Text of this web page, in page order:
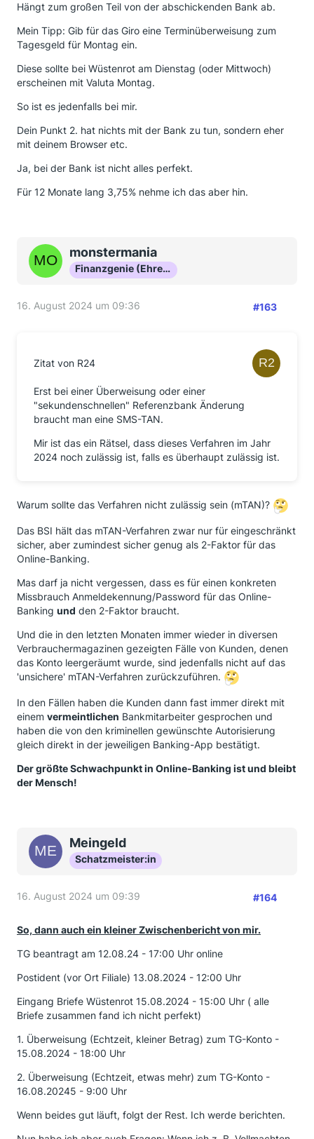
Hängt zum großen Teil von der abschickenden Bank ab.
Mein Tipp: Gib für das Giro eine Terminüberweisung zum
Tagesgeld für Montag ein.
Diese sollte bei Wüstenrot am Dienstag (oder Mittwoch)
erscheinen mit Valuta Montag.
So ist es jedenfalls bei mir.
Dein Punkt 2. hat nichts mit der Bank zu tun, sondern eher
mit deinem Browser etc.
Ja, bei der Bank ist nicht alles perfekt.
Für 12 Monate lang 3,75% nehme ich das aber hin.
monstermania
Finanzgenie (Ehrenmitglied)
16. August 2024 um 09:36 #163
Zitat von R24
Erst bei einer Überweisung oder einer
"sekundenschnellen" Referenzbank Änderung
braucht man eine SMS-TAN.
Mir ist das ein Rätsel, dass dieses Verfahren im Jahr
2024 noch zulässig ist, falls es überhaupt zulässig ist.
Warum sollte das Verfahren nicht zulässig sein (mTAN)?
Das BSI hält das mTAN-Verfahren zwar nur für eingeschränkt
sicher, aber zumindest sicher genug als 2-Faktor für das
Online-Banking.
Mas darf ja nicht vergessen, dass es für einen konkreten
Missbrauch Anmeldekennung/Password für das Online-
Banking und den 2-Faktor braucht.
Und die in den letzten Monaten immer wieder in diversen
Verbrauchermagazinen gezeigten Fälle von Kunden, denen
das Konto leergeräumt wurde, sind jedenfalls nicht auf das
'unsichere' mTAN-Verfahren zurückzuführen.
In den Fällen haben die Kunden dann fast immer direkt mit
einem vermeintlichen Bankmitarbeiter gesprochen und
haben die von den kriminellen gewünschte Autorisierung
gleich direkt in der jeweiligen Banking-App bestätigt.
Der größte Schwachpunkt in Online-Banking ist und bleibt
der Mensch!
Meingeld
Schatzmeister:in
16. August 2024 um 09:39 #164
So, dann auch ein kleiner Zwischenbericht von mir.
TG beantragt am 12.08.24 - 17:00 Uhr online
Postident (vor Ort Filiale) 13.08.2024 - 12:00 Uhr
Eingang Briefe Wüstenrot 15.08.2024 - 15:00 Uhr ( alle
Briefe zusammen fand ich nicht perfekt)
1. Überweisung (Echtzeit, kleiner Betrag) zum TG-Konto -
15.08.2024 - 18:00 Uhr
2. Überweisung (Echtzeit, etwas mehr) zum TG-Konto -
16.08.20245 - 9:00 Uhr
Wenn beides gut läuft, folgt der Rest. Ich werde berichten.